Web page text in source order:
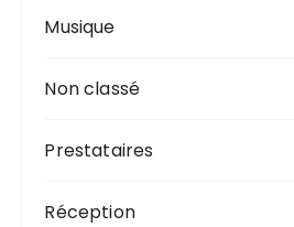
Musique
Non classé
Prestataires
Réception